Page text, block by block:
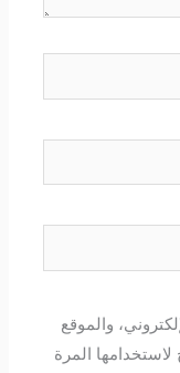
والموقع
المرة